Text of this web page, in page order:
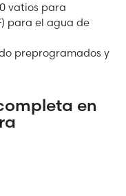
vatios para
para el agua de
preprogramados y
en